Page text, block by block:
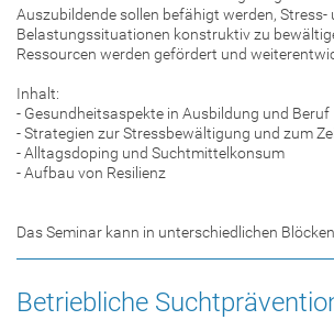
Auszubildende sollen befähigt werden, Stress-
Belastungssituationen konstruktiv zu
Ressourcen werden gefördert und
Inhalt:
- Gesundheitsaspekte in Ausbildung und Beruf
- Strategien zur Stressbewältigung und zum
- Alltagsdoping und Suchtmittelkonsum
- Aufbau von Resilienz
Das Seminar kann in unterschiedlichen
Betriebliche